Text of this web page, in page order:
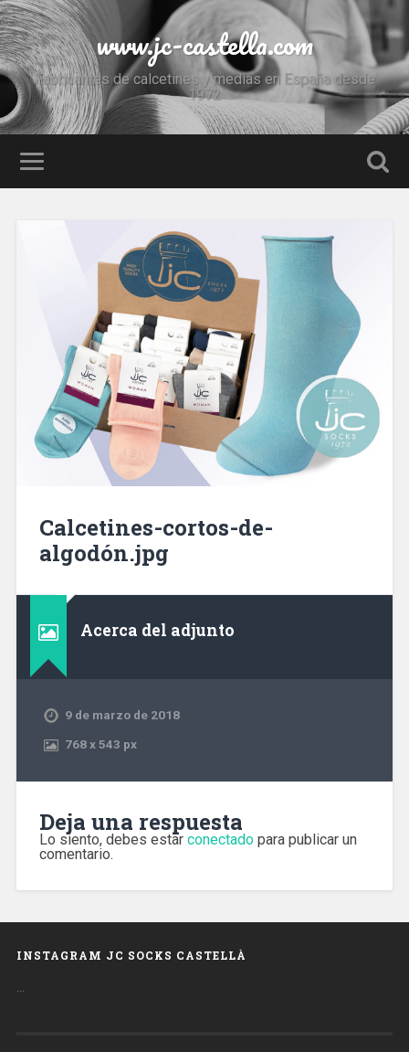
www.jc-castella.com
Fabricantes de calcetines y medias en España desde
1972
Calcetines-cortos-de-
algodón.jpg
Acerca del adjunto
9 de marzo de 2018
768x543 px
Deja una respuesta
Lo siento, debes estar conectadopara publicar un
comentario.
INSTAGRAM JC SOCKS CASTELLÀ
…